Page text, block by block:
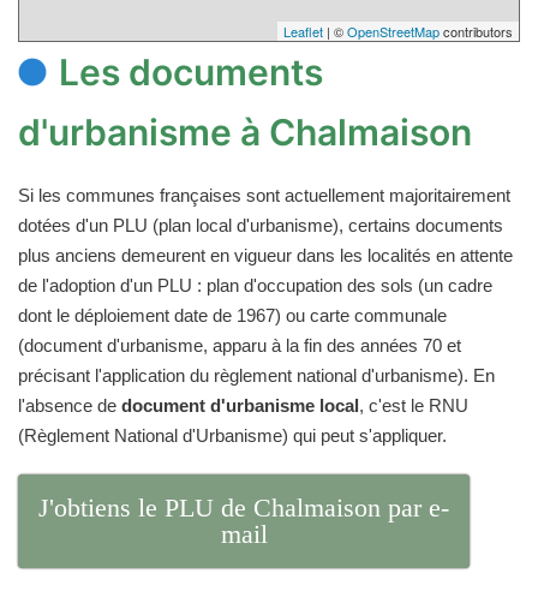
Leaflet | ©OpenStreetMapcontributors
Les documents
d'urbanisme à Chalmaison
Si les communes françaises sont actuellement majoritairement
dotées d'un PLU (plan local d'urbanisme), certains documents
plus anciens demeurent en vigueur dans les localités en attente
de l'adoption d'un PLU : plan d'occupation des sols (un cadre
dont le déploiement date de 1967) ou carte communale
(document d'urbanisme, apparu à la fin des années 70 et
précisant l'application du règlement national d'urbanisme). En
l'absence de document d'urbanisme local, c'est le RNU
(Règlement National d'Urbanisme) qui peut s'appliquer.
J'obtiens le PLU de Chalmaison par e-
mail